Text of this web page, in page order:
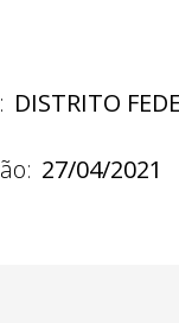
DISTRITO
27/04/2021